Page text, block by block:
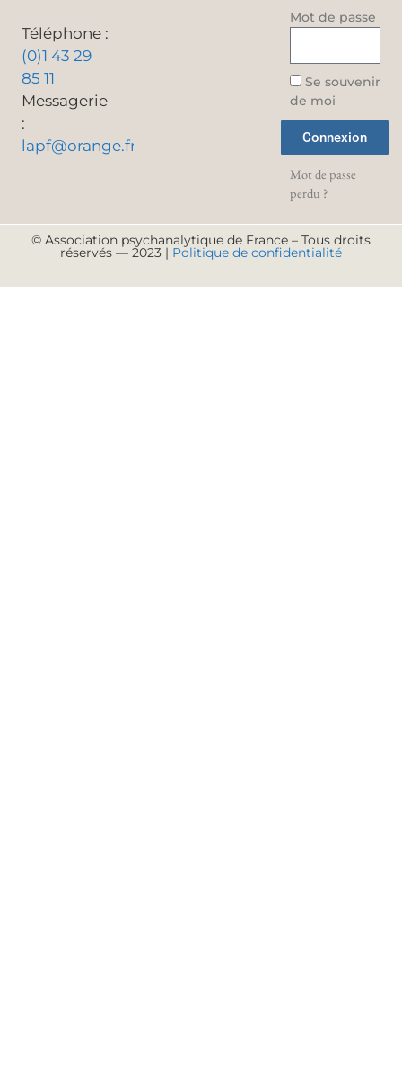
Téléphone :
(0)1 43 29
85 11
Messagerie
:
lapf@orange.fr
Mot de passe
Se souvenir
de moi
Connexion
Mot de passe
perdu ?
© Association psychanalytique de France – Tous droits
réservés — 2023 | Politique de confidentialité